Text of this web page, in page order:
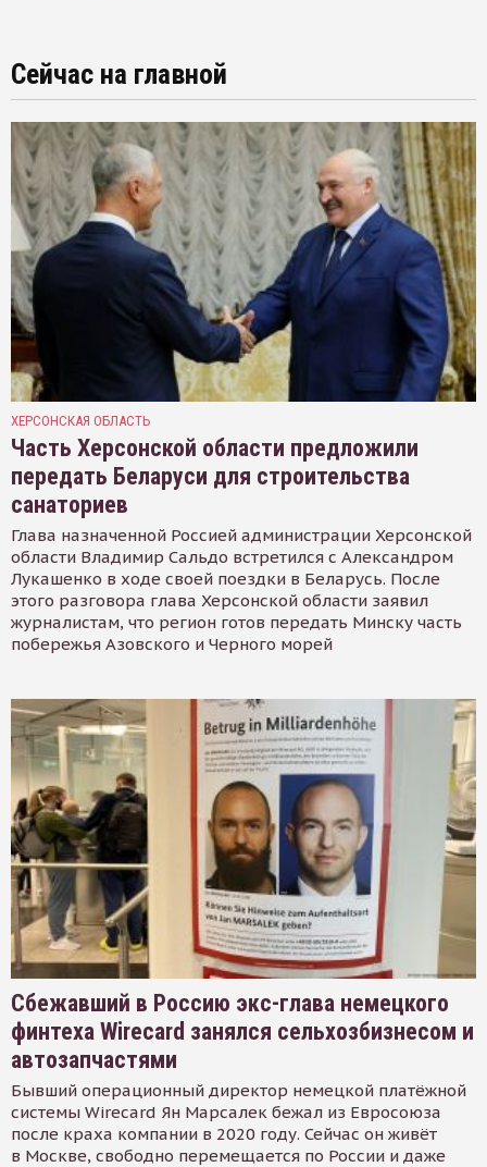
Сейчас на главной
ХЕРСОНСКАЯ ОБЛАСТЬ
Часть Херсонской области предложили
передать Беларуси для строительства
санаториев
Глава назначенной Россией администрации Херсонской
области Владимир Сальдо встретился с Александром
Лукашенко в ходе своей поездки в Беларусь. После
этого разговора глава Херсонской области заявил
журналистам, что регион готов передать Минску часть
побережья Азовского и Черного морей
Сбежавший в Россию экс-глава немецкого
финтеха Wirecard занялся сельхозбизнесом и
автозапчастями
Бывший операционный директор немецкой платёжной
системы Wirecard Ян Марсалек бежал из Евросоюза
после краха компании в 2020 году. Сейчас он живёт
в Москве, свободно перемещается по России и даже